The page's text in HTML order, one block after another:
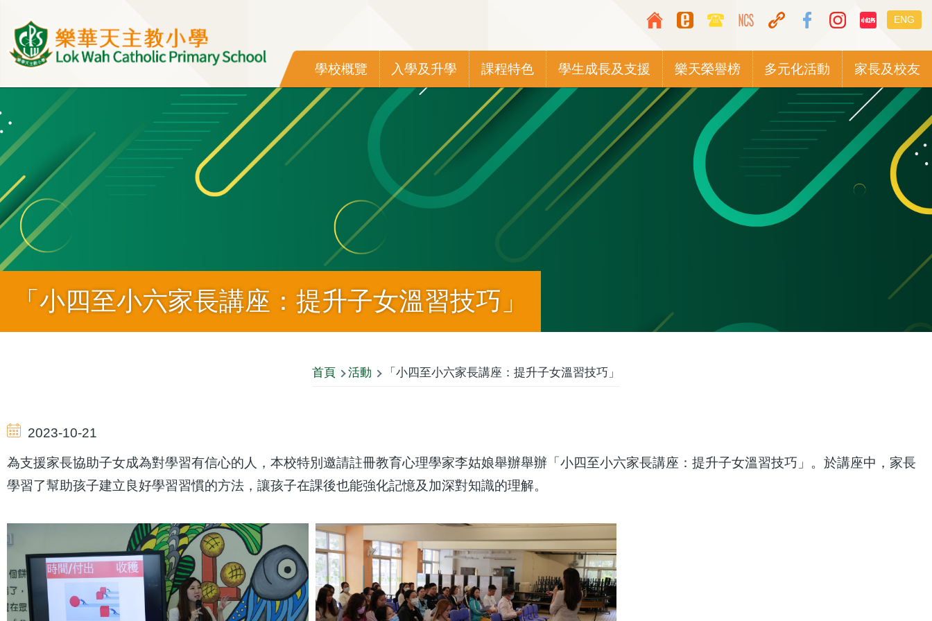
Top
Media
Icon
Button
switcher
ENG
Main
navigation
學校概覽 入學及升學 課程特色 學生成長及支援 樂天榮譽榜 多元化活動 家長及校友
「小四至小六家長講座：提升子女溫習技巧」
航
連
首頁 活動 「小四至小六家長講座：提升子女溫習技巧」
2023-10-21
為支援家長協助子女成為對學習有信心的人，本校特別邀請註冊教育心理學家李姑娘舉辦舉辦「小四至小六家長講座：提升子女溫習技巧」。於講座中，家長
學習了幫助孩子建立良好學習習慣的方法，讓孩子在課後也能強化記憶及加深對知識的理解。